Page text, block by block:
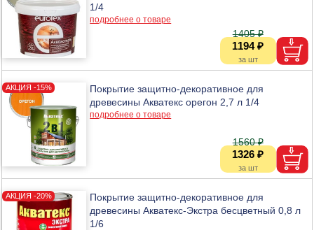
1/4
подробнее о товаре
1194 ₽
1405 ₽
Покрытие защитно-декоративное для
древесины Акватекс орегон 2,7 л 1/4
подробнее о товаре
1326 ₽
1560 ₽
Покрытие защитно-декоративное для
древесины Акватекс-Экстра бесцветный 0,8 л
1/6